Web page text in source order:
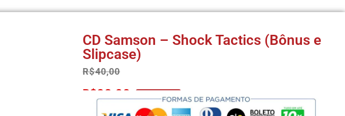
CD Samson – Shock Tactics (Bônus e
Slipcase)
R$40,00
R$38,00